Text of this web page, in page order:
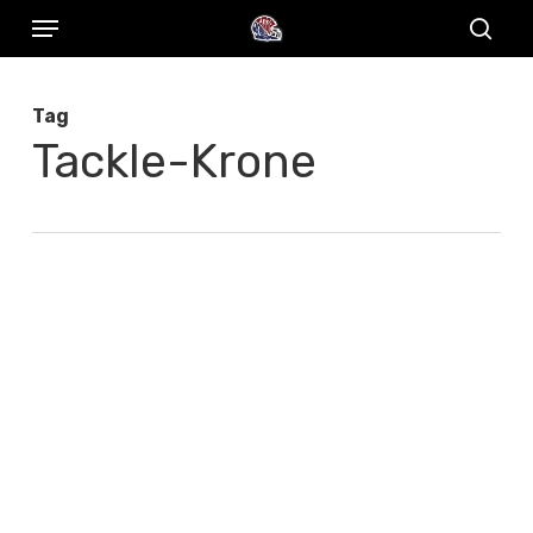
Skip
content
Menu
Tag
Tackle-Krone